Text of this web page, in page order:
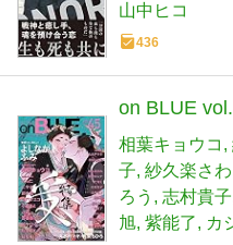
山中ヒコ
436
on BLUE
相葉キョウコ
子 紗久楽さわ
ろう
志村貴子
旭 紫能了 カ